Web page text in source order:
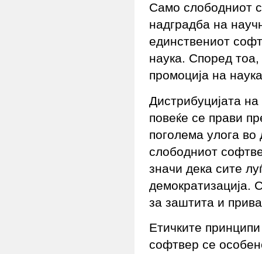
Само слободниот
надградба на
единствениот
наука. Според
промоција на
Дистрибуцијата
повеќе се прави
поголема улога
слободниот
значи дека сите
демократизација.
за заштита и
Етичките
софтвер се